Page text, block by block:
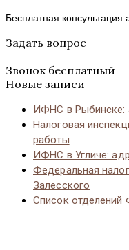
Бесплатная консультация
Задать вопрос
Звонок бесплатный
Новые записи
ИФНС в Рыбинске:
Налоговая
работы
ИФНС в Угличе:
Федеральная
Залесского
Список отделений